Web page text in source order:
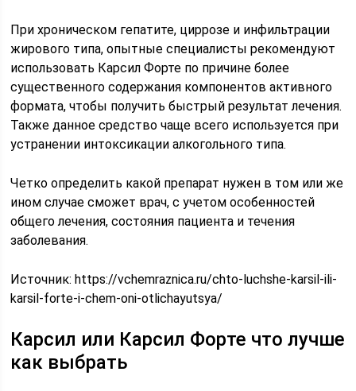
При хроническом гепатите, циррозе и инфильтрации
жирового типа, опытные специалисты рекомендуют
использовать Карсил Форте по причине более
существенного содержания компонентов активного
формата, чтобы получить быстрый результат лечения.
Также данное средство чаще всего используется при
устранении интоксикации алкогольного типа.
Четко определить какой препарат нужен в том или же
ином случае сможет врач, с учетом особенностей
общего лечения, состояния пациента и течения
заболевания.
Источник:https://vchemraznica.ru/chto-luchshe-karsil-ili-
karsil-forte-i-chem-oni-otlichayutsya/
Карсил или Карсил Форте что лучше
как выбрать